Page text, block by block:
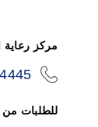
مركز رعاية
للطلبات من